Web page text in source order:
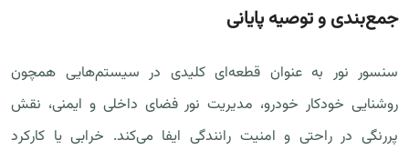
جمع‌بندی و توصیه پایانی
سنسور نور به عنوان قطعه‌ای کلیدی در سیستم‌هایی همچون
روشنایی خودکار خودرو، مدیریت نور فضای داخلی و ایمنی، نقش
پررنگی در راحتی و امنیت رانندگی ایفا می‌کند. خرابی یا کارکرد